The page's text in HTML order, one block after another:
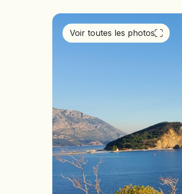
Voir toutes les photos